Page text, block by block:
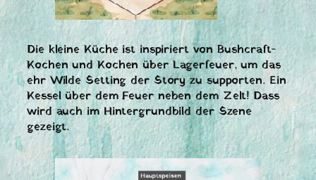
Die kleine Küche ist inspiriert von Bushcraft-
Kochen und Kochen über Lagerfeuer, um das
ehr Wilde Setting der Story zu supporten. Ein
Kessel über dem Feuer neben dem Zelt! Dass
wird auch im Hintergrundbild der Szene
gezeigt.